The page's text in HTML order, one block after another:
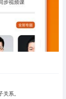
系。